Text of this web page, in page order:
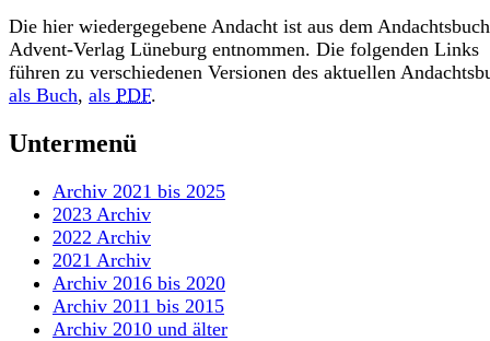
Die hier wiedergegebene Andacht ist aus dem
Advent-Verlag Lüneburg entnommen. Die folgenden Links
führen zu verschiedenen Versionen des aktuellen
als Buch, als PDF.
Untermenü
Archiv 2021 bis 2025
2023 Archiv
2022 Archiv
2021 Archiv
Archiv 2016 bis 2020
Archiv 2011 bis 2015
Archiv 2010 und älter